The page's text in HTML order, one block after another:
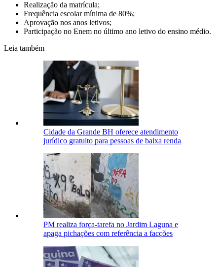
Realização da matrícula;
Frequência escolar mínima de 80%;
Aprovação nos anos letivos;
Participação no Enem no último ano letivo do ensino médio.
Leia também
Cidade da Grande BH oferece atendimento
jurídico gratuito para pessoas de baixa renda
PM realiza força-tarefa no Jardim Laguna e
apaga pichações com referência a facções